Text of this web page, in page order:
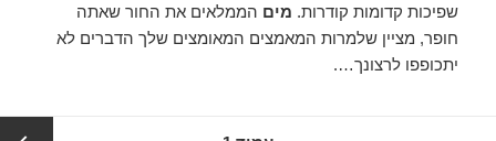
שפיכות קדומות קודרות. מים הממלאים את החור שאתה
חופר, מציין שלמרות המאמצים המאומצים שלך הדברים לא
יתכופפו לרצונך….